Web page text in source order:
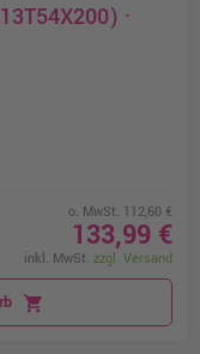
·
o. MwSt. 112,60 €
133,99 €
inkl. MwSt. zzgl. Versand
shopping_cart